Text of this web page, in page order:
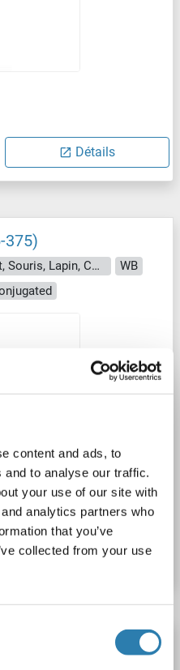
content and ads, to
to analyse our traffic.
your use of our site with
analytics partners who
that you’ve
collected from your use
Détails
375)
Reactivité: Humain, Rat, Souris, Lapin, Cobaye, Singe
WB
Détails